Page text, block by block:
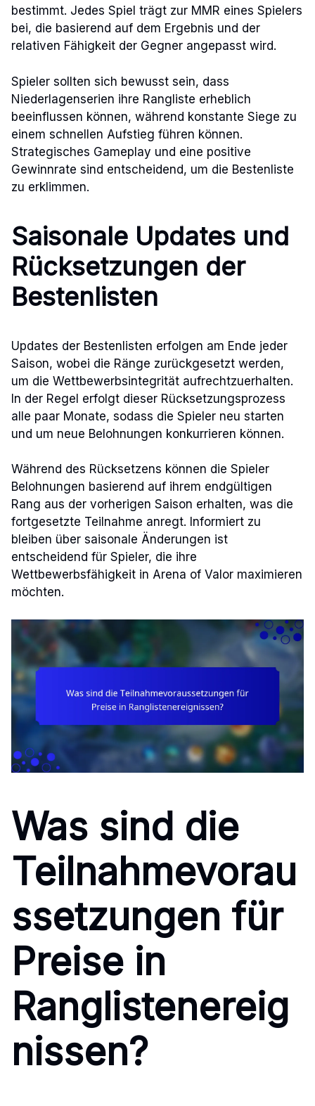
bestimmt. Jedes Spiel trägt zur MMR eines Spielers
bei, die basierend auf dem Ergebnis und der
relativen Fähigkeit der Gegner angepasst wird.
Spieler sollten sich bewusst sein, dass
Niederlagenserien ihre Rangliste erheblich
beeinflussen können, während konstante Siege zu
einem schnellen Aufstieg führen können.
Strategisches Gameplay und eine positive
Gewinnrate sind entscheidend, um die Bestenliste
zu erklimmen.
Saisonale Updates und
Rücksetzungen der
Bestenlisten
Updates der Bestenlisten erfolgen am Ende jeder
Saison, wobei die Ränge zurückgesetzt werden,
um die Wettbewerbsintegrität aufrechtzuerhalten.
In der Regel erfolgt dieser Rücksetzungsprozess
alle paar Monate, sodass die Spieler neu starten
und um neue Belohnungen konkurrieren können.
Während des Rücksetzens können die Spieler
Belohnungen basierend auf ihrem endgültigen
Rang aus der vorherigen Saison erhalten, was die
fortgesetzte Teilnahme anregt. Informiert zu
bleiben über saisonale Änderungen ist
entscheidend für Spieler, die ihre
Wettbewerbsfähigkeit in Arena of Valor maximieren
möchten.
Was sind die
Teilnahmevorau
ssetzungen für
Preise in
Ranglistenereig
nissen?